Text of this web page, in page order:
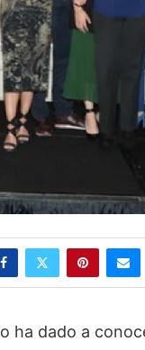
ha dado a